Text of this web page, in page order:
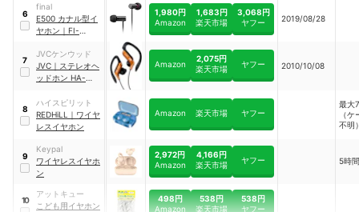
6
final
E500 カナル型イ
ヤホン ｜ FI-
1,980円
Amazon
1,683円
楽天市場
3,068円
ヤフー
2019/08/28
7
JVCケンウッド
JVC ｜ ステレオヘ
ッドホン HA-
EB75-D
Amazon
2,075円
楽天市場
ヤフー 2010/10/08
8
ハイスピリット
REDHiLL
｜ ワイヤ
レスイヤホン
Amazon 楽天市場 ヤフー
最大
（
不明
9
Keypal
ワイヤレスイヤホ
ン
2,972円
Amazon
4,166円
楽天市場
ヤフー 5時間
10
アットキュー
こども用イヤホン
498円
Amazon
538円
楽天市場
538円
ヤフー